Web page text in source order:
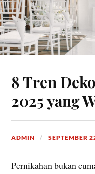
8 Tren
2025 yang
ADMIN SEPTEMBER
Pernikahan bukan